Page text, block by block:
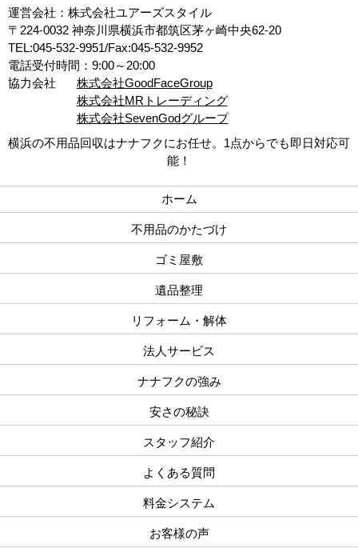
運営会社：株式会社ユアーズスタイル
〒224-0032 神奈川県横浜市都筑区茅ヶ崎中央62-20
TEL:045-532-9951/Fax:045-532-9952
電話受付時間：9:00～20:00
協力会社
株式会社GoodFaceGroup
株式会社MRトレーディング
株式会社SevenGodグループ
横浜の不用品回収はナナフクにお任せ。1点からでも即日対応可
能！
ホーム
不用品のかたづけ
ゴミ屋敷
遺品整理
リフォーム・解体
法人サービス
ナナフクの強み
安さの秘訣
スタッフ紹介
よくある質問
料金システム
お客様の声